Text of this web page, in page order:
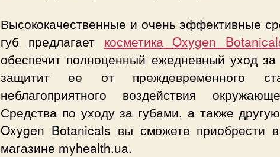
Высококачественные и очень эффективные
губ предлагает косметика Oxygen
обеспечит полноценный ежедневный уход за
защитит ее от преждевременного
неблагоприятного воздействия
Средства по уходу за губами, а также
Oxygen Botanicals вы сможете приобрести
магазине myhealth.ua.